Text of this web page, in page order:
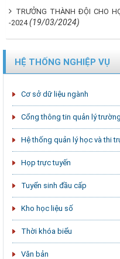
TRƯỞNG THÀNH ĐỘI CHO
-2024 (19/03/2024)
HỆ THỐNG NGHIỆP VỤ
Cơ sở dữ liệu ngành
Cổng thông tin quản lý
Hệ thống quản lý học và thi
Họp trực tuyến
Tuyển sinh đầu cấp
Kho học liệu số
Thời khóa biểu
Văn bản